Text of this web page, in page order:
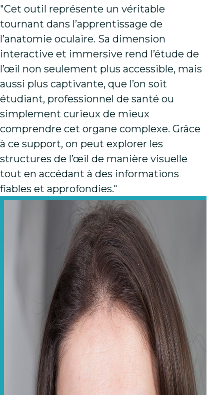
"Cet outil représente un véritable
tournant dans l’apprentissage de
l’anatomie oculaire. Sa dimension
interactive et immersive rend l’étude de
l’œil non seulement plus accessible, mais
aussi plus captivante, que l’on soit
étudiant, professionnel de santé ou
simplement curieux de mieux
comprendre cet organe complexe. Grâce
à ce support, on peut explorer les
structures de l’œil de manière visuelle
tout en accédant à des informations
fiables et approfondies."